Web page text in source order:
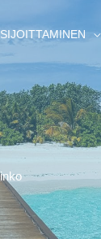
SIJOITTAMINEN